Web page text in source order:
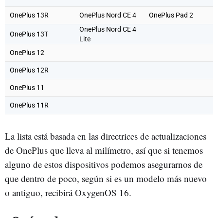
OnePlus 13R OnePlus Nord CE 4 OnePlus Pad 2
OnePlus 13T
OnePlus Nord CE 4
Lite
OnePlus 12
OnePlus 12R
OnePlus 11
OnePlus 11R
La lista está basada en las directrices de actualizaciones
de OnePlus que lleva al milímetro, así que si tenemos
alguno de estos dispositivos podemos asegurarnos de
que dentro de poco, según si es un modelo más nuevo
o antiguo, recibirá OxygenOS 16.